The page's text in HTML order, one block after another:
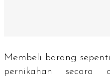
Membeli barang
pernikahan secara